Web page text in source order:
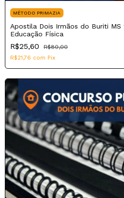
MÉTODO PRIMAZIA
Apostila Dois Irmãos do Buriti MS
Educação Física
R$25,60
R$80,00
R$21,76 com Pix